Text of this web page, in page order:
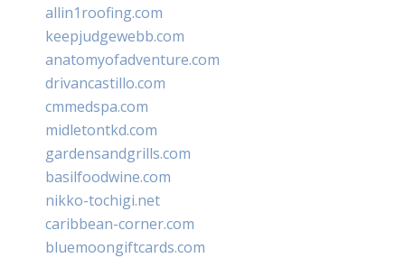
allin1roofing.com
keepjudgewebb.com
anatomyofadventure.com
drivancastillo.com
cmmedspa.com
midletontkd.com
gardensandgrills.com
basilfoodwine.com
nikko-tochigi.net
caribbean-corner.com
bluemoongiftcards.com